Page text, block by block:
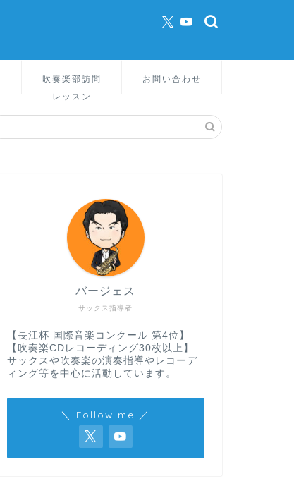
吹奏楽部訪問
レッスン
お問い合わせ
サックス指導者
バージェス
【長江杯 国際音楽コンクール 第4位】
【吹奏楽CDレコーディング30枚以上】
サックスや吹奏楽の演奏指導やレコーデ
ィング等を中心に活動しています。
＼ Follow me ／